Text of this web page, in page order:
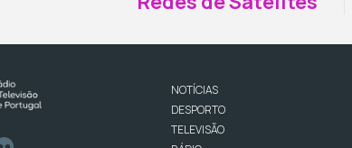
NOTÍCIAS
DESPORTO
TELEVISÃO